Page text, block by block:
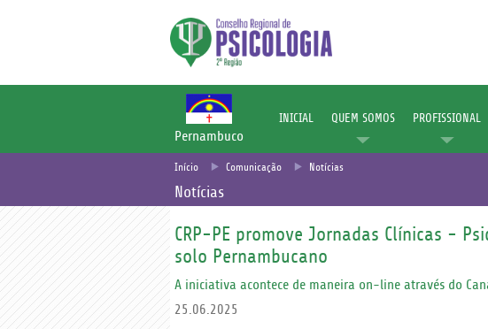
Pernambuco
INICIAL QUEM SOMOS PROFISSIONAL
Início Comunicação Notícias
Notícias
CRP-PE promove Jornadas Clínicas -
solo Pernambucano
A iniciativa acontece de maneira on-line através do
25.06.2025